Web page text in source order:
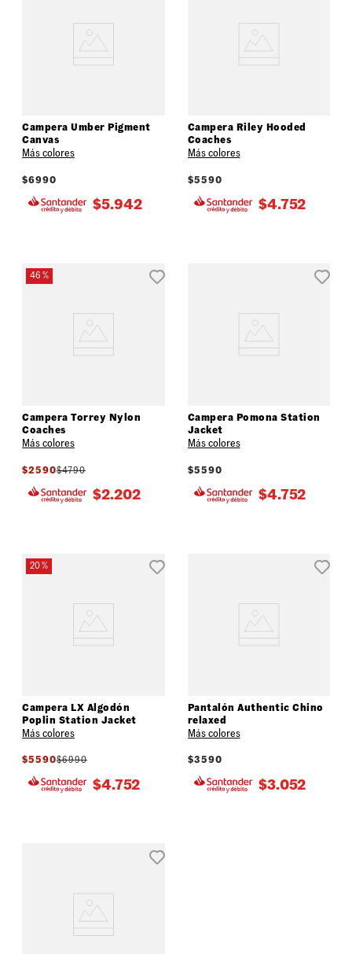
Campera Umber Pigment
Canvas
Más colores
$6990
$5.942
Campera Riley Hooded
Coaches
Más colores
$5590
$4.752
46 %
Campera Torrey Nylon
Coaches
Más colores
$2590$4790
$2.202
Campera Pomona Station
Jacket
Más colores
$5590
$4.752
20 %
Campera LX Algodón
Poplin Station Jacket
Más colores
$5590$6990
$4.752
Pantalón Authentic Chino
relaxed
Más colores
$3590
$3.052